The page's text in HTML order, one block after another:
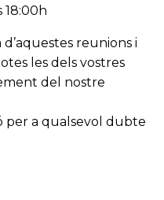
18:00h
reunions i
les dels vostres
del nostre
per a qualsevol dubte